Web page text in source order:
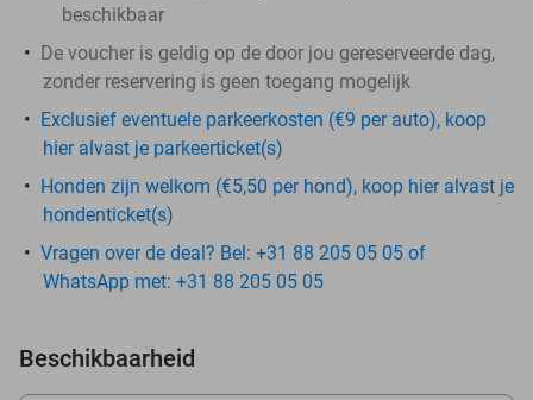
beschikbaar
De voucher is geldig op de door jou gereserveerde dag,
zonder reservering is geen toegang mogelijk
Exclusief eventuele parkeerkosten (€9 per auto), koop
hier alvast je parkeerticket(s)
Honden zijn welkom (€5,50 per hond), koop hier alvast je
hondenticket(s)
Vragen over de deal? Bel: +31 88 205 05 05 of
WhatsApp met: +31 88 205 05 05
Beschikbaarheid